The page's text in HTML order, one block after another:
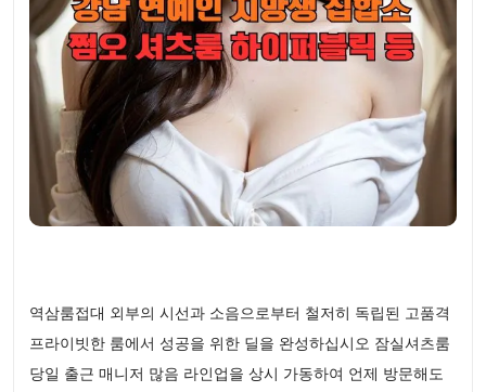
역삼룸접대 외부의 시선과 소음으로부터 철저히 독립된 고품격
프라이빗한 룸에서 성공을 위한 딜을 완성하십시오 잠실셔츠룸
당일 출근 매니저 많음 라인업을 상시 가동하여 언제 방문해도